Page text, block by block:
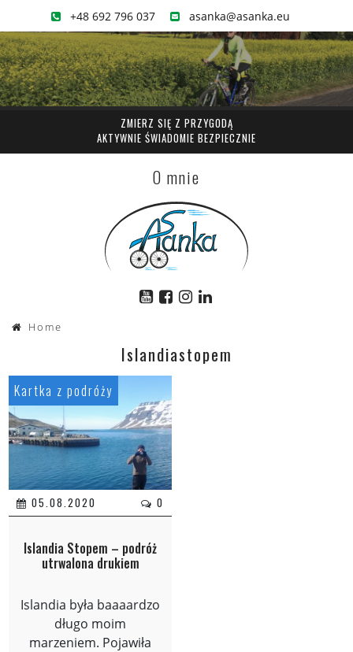
+48 692 796 037 asanka@asanka.eu
ZMIERZ SIĘ Z PRZYGODĄ
AKTYWNIE ŚWIADOMIE BEZPIECZNIE
O mnie
Home
Islandiastopem
Kartka z podróży
05.08.2020 0
Islandia Stopem – podróż
utrwalona drukiem
Islandia była baaaardzo
długo moim
marzeniem. Pojawiła